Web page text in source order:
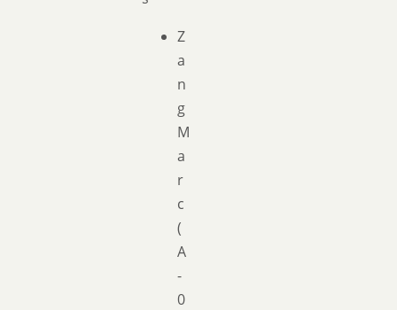
Z
a
n
g
M
a
r
c
(
A
-
0